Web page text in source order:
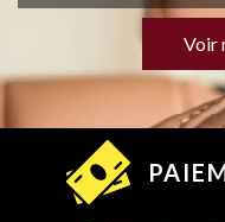
Voir